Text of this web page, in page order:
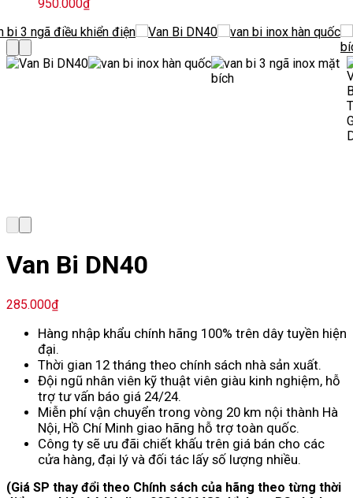
950.000₫
Van Bi DN40
285.000₫
Hàng nhập khẩu chính hãng 100% trên dây tuyền hiện
đại.
Thời gian 12 tháng theo chính sách nhà sản xuất.
Đội ngũ nhân viên kỹ thuật viên giàu kinh nghiệm, hỗ
trợ tư vấn báo giá 24/24.
Miễn phí vận chuyển trong vòng 20 km nội thành Hà
Nội, Hồ Chí Minh giao hãng hỗ trợ toàn quốc.
Công ty sẽ ưu đãi chiết khấu trên giá bán cho các
cửa hàng, đại lý và đối tác lấy số lượng nhiều.
(Giá SP thay đổi theo Chính sách của hãng theo từng thời